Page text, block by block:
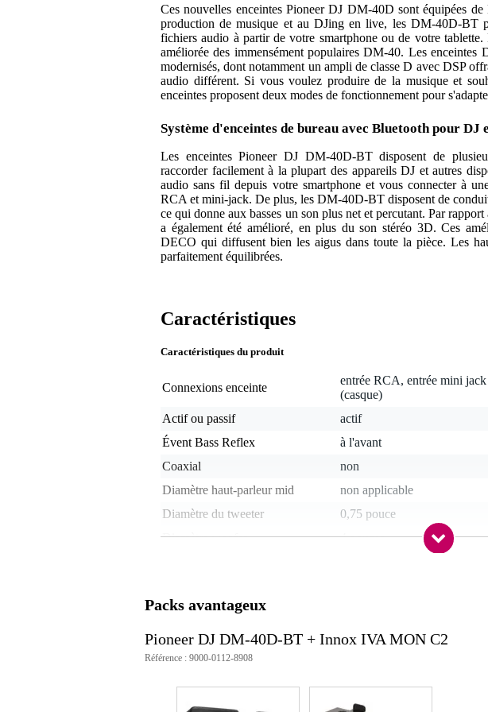
Ces nouvelles enceintes Pioneer DJ DM-40D sont équipées
production de musique et au DJing en live, les DM-40D-BT
fichiers audio à partir de votre smartphone ou de votre
améliorée des immensément populaires DM-40. Les enceintes
modernisés, dont notamment un ampli de classe D avec DSP
audio différent. Si vous voulez produire de la musique et
enceintes proposent deux modes de fonctionnement pour
Système d'enceintes de bureau avec Bluetooth pour DJ
Les enceintes Pioneer DJ DM-40D-BT disposent de
raccorder facilement à la plupart des appareils DJ et autres
audio sans fil depuis votre smartphone et vous connecter à
RCA et mini-jack. De plus, les DM-40D-BT disposent de
ce qui donne aux basses un son plus net et percutant. Par
a également été amélioré, en plus du son stéréo 3D. Ces
DECO qui diffusent bien les aigus dans toute la pièce. Les
parfaitement équilibrées.
Caractéristiques
Caractéristiques du produit
Connexions enceinte
entrée RCA, entrée mini
(casque)
Actif ou passif
actif
Évent Bass Reflex
à l'avant
Coaxial
non
Diamètre haut-parleur mid
non applicable
Diamètre du tweeter
0,75 pouce
Diamètre woofer
4 pouces
Fréquences max.
Fréquences min.
non spécifié
Set d'enceintes
Type d'enceinte de studio
2 voies (tweeter + woofer)
Packs avantageux
Pioneer DJ DM-40D-BT + Innox IVA MON C2
Référence : 9000-0112-8908